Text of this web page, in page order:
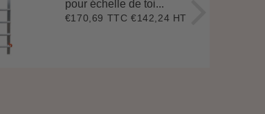
pour échelle de toi...
Prix
€170,69 TTC €170,69
€142,24 HT